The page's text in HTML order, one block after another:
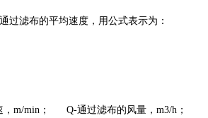
滤布的平均速度，用公式表示为：
m/min； Q-通过滤布的风量，m3/h；